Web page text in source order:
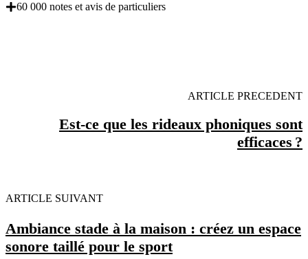
60 000 notes et avis de particuliers
ARTICLE PRECEDENT
Est-ce que les rideaux phoniques sont
efficaces ?
ARTICLE SUIVANT
Ambiance stade à la maison : créez un espace
sonore taillé pour le sport